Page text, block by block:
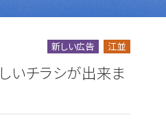
新しい広告 江並
いチラシが出来ま